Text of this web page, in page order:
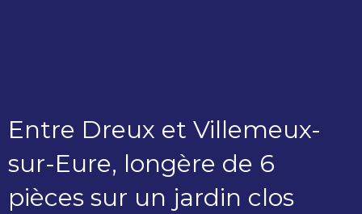
Entre Dreux et Villemeux-
sur-Eure, longère de 6
pièces sur un jardin clos